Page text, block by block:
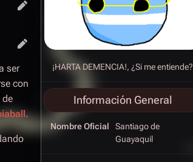
¡HARTA DEMENCIA!, ¿Si me entiende?
Información General
Nombre Oficial
Santiago de
Guayaquil
ser
con
de